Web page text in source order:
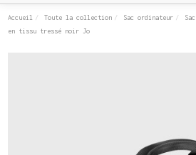
Accueil Toute la collection Sac ordinateur
en tissu tressé noir Jo